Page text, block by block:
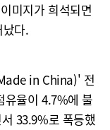
미지가 희석되면
다.
in China)' 전
유율이 4.7%에 불
33.9%로 폭등했